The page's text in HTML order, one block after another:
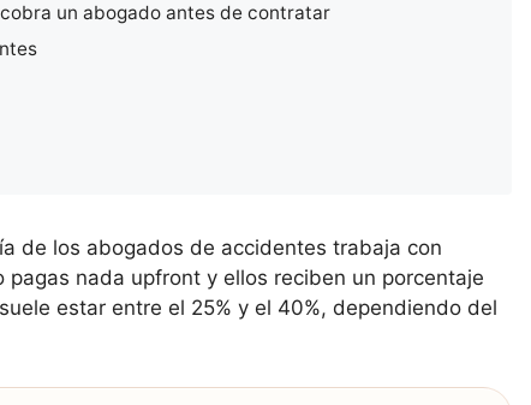
un abogado antes de contratar
de los abogados de accidentes trabaja con
nada upfront y ellos reciben un porcentaje
estar entre el 25% y el 40%, dependiendo del